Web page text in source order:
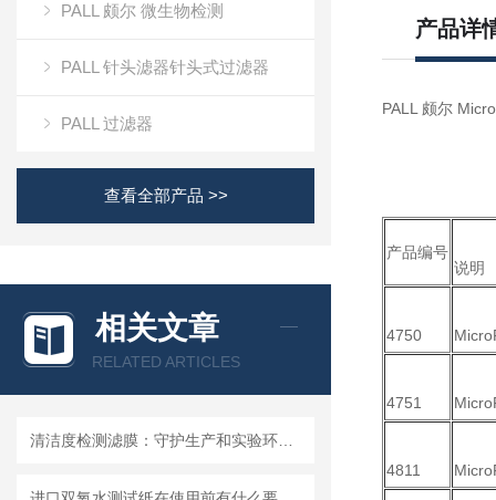
PALL 颇尔 微生物检测
PALL 针头滤器针头式过滤器
PALL 过滤器
查看全部产品 >>
相关文章
RELATED ARTICLES
产品详
PALL 颇尔
产品编号
说明
4750
4751
4811